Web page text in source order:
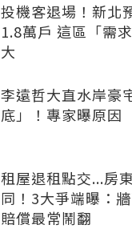
投機客退場！新北
1.8萬戶 這區「需
大
李遠哲大直水岸豪
底」！專家曝原因
租屋退租點交...房
同！3大爭端曝：
賠償最常鬧翻